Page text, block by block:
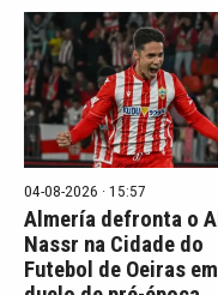
04-08-2026 · 15:57
Almería defronta o Al
Nassr na Cidade do
Futebol de Oeiras em